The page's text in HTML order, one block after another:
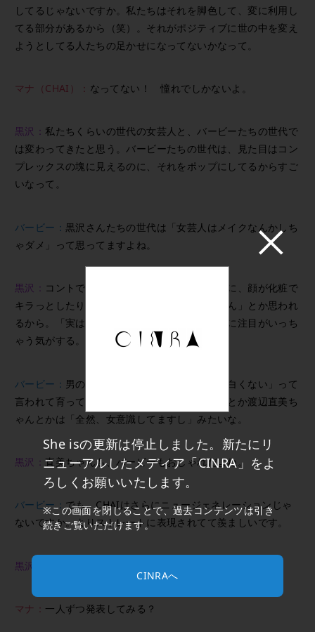
She isの更新は停止しました。新たにリ
ニューアルしたメディア「CINRA」をよ
ろしくお願いいたします。
※この画面を閉じることで、過去コンテンツは引き
続きご覧いただけます。
CINRAへ
してるじゃないですか。私たちはそれを脚色して、変に利用し
てる部分があるから（笑）。それがポジティブに世の中を変え
ようとしてる人たちの足かせになってないかなって。
マナ（CHAI）： なってない！ 憧れでしかないよ。
黒沢： 私たちくらいの世代の女芸人と、バービーたちの世代で
は変わってきたと思う。バービーたちの世代は、見た目はコン
プレックスの塊に見えるのに、それをポップにしてるからすご
いなって。
バービー： 黒沢さんたちの世代は「女芸人はメイクなんかしち
ゃダメ」って思ってますよね。
黒沢： コントで顔をグッと押さえたりしたときに、顔が化粧で
キラっとしたりすると「結構心に余裕あるじゃん」とか思われ
るから。「実は女意識してるんだ」っていう方に注目がいっち
ゃう気がする。
バービー： 男の芸人さんに「女を捨てなきゃ面白くない」って
言われて育ってる世代かもしれないですね。私とか渡辺直美ち
ゃんとかは「全然、女意識してますし」みたいな。
黒沢：直美ちゃんも、バービーもおしゃれだよね。
バービー：でも、CHAIはさらにニュージェネレーションじゃ
ないですか。よりストレートに表現されてて羨ましいです。
黒沢：
マナ： 一人ずつ発表してみる？